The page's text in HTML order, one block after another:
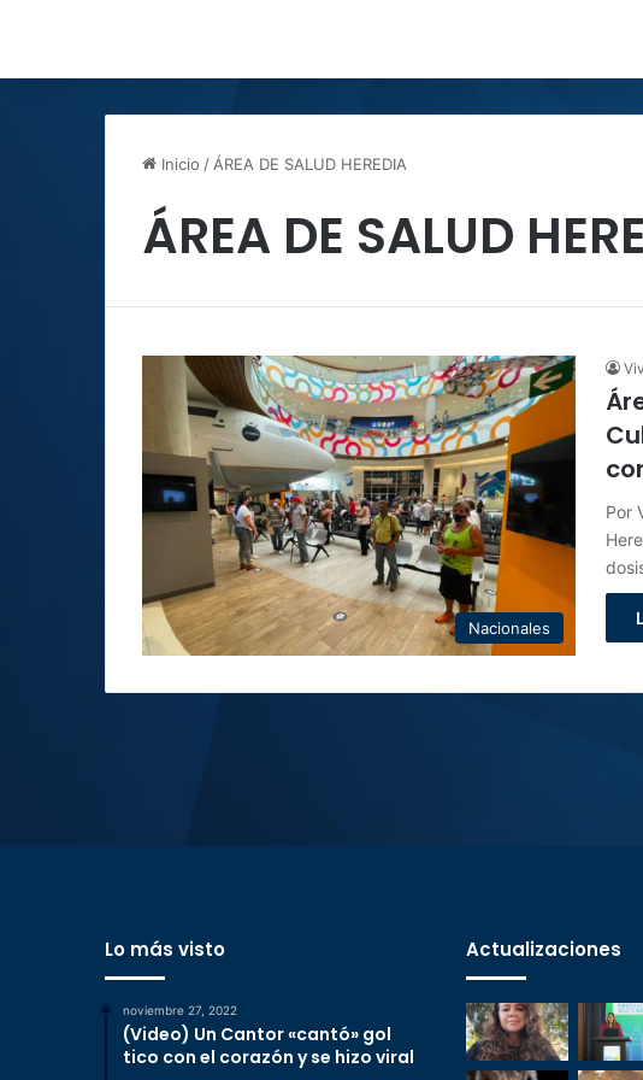
Inicio / ÁREA DE SALUD HEREDIA
ÁREA DE SALUD
Nacionales
Por
Lo más visto
noviembre 27, 2022
(Video) Un Cantor «cantó» gol
tico con el corazón y se hizo viral
Actualizaciones